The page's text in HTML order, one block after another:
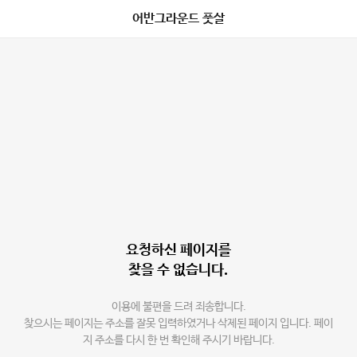
어반그라운드 풋살
요청하신 페이지를
찾을 수 없습니다.
이용에 불편을 드려 죄송합니다.
찾으시는 페이지는 주소를 잘못 입력하였거나 삭제된 페이지 입니다. 페이
지 주소를 다시 한 번 확인해 주시기 바랍니다.